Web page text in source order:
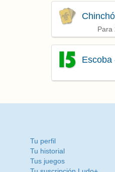
Para
Escoba
Tu perfil
Tu historial
Tus juegos